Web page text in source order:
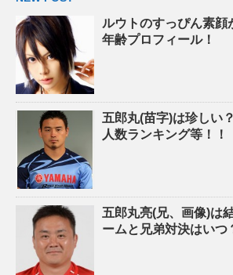
ルウトのすっぴん素顔
年齢プロフィール！
五郎丸(苗字)は珍しい
人数ランキング等！！
五郎丸亮(兄、画像)は
ームと兄弟対決はいつ